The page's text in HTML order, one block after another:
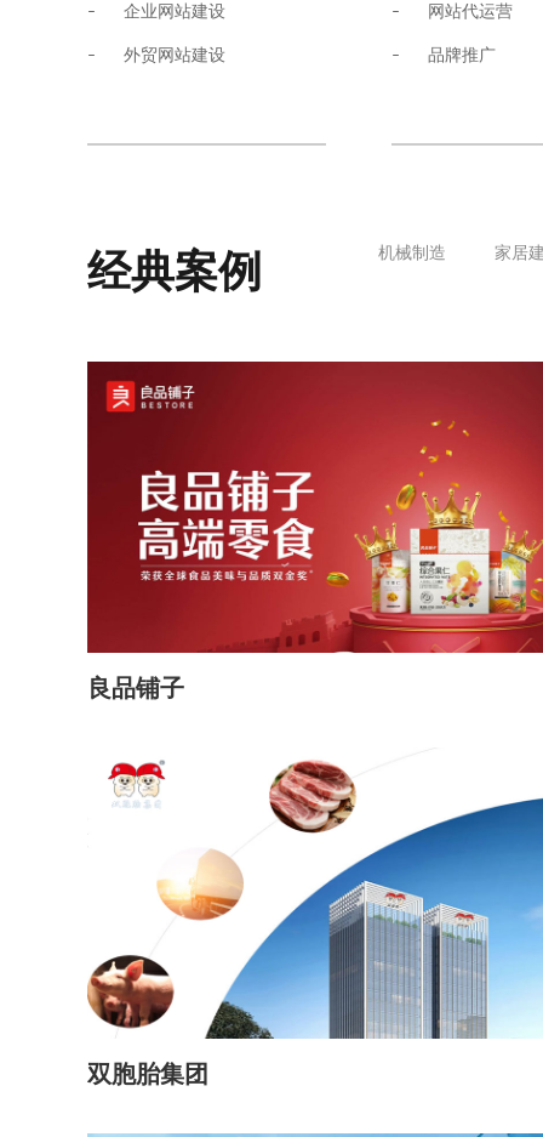
企业网站建设
外贸网站建设
网站代运营
品牌推广
经典案例 机械制造 家居
良品铺子
双胞胎集团